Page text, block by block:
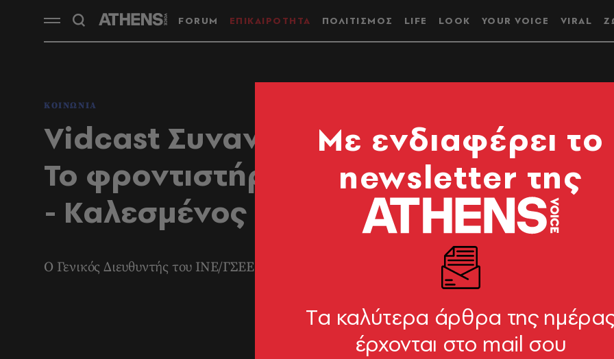
FORUM ΕΠΙΚΑΙΡΟΤΗΤΑ ΠΟΛΙΤΙΣΜΟΣ LIFE LOOK YOUR VOICE VIRAL
ΚΟΙΝΩΝΙΑ
Vidcast Συναντήσεις στα Εξάρχεια |
Το φροντιστήριο ως δεύτερο σχολείο
- Καλεσμένος ο Χρήστος Γούλας
Ο Γενικός Διευθυντής του ΙΝΕ/ΓΣΕΕ αναλύει τη νέα έρευνα του ΚΑΝΕΠ/ΓΣΕΕ
Mε ενδιαφέρει το
newsletter της
Tα καλύτερα άρθρα της
έρχονται στο mail σου